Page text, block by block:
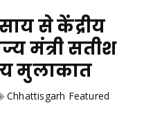
से केंद्रीय
मंत्री सतीश
मुलाकात
Chhattisgarh Featured